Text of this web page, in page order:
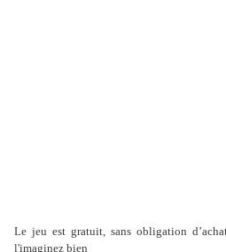
Le jeu est gratuit, sans obligation
l'imaginez bien